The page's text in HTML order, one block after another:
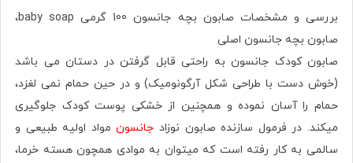
بررسی و مشخصات صابون بچه جانسون 100 گرمی baby soap،
صابون بچه جانسون اصلی
صابون کودک جانسون به راحتی قابل گرفتن در دستان می باشد
(خوش دست با طراحی شکل آرگونومیک) و در حین حمام نمی لغزد،
حمام را آسان نموده و همچنین از خشکی پوست کودک جلوگیری
میکند. در فرمول سازنده صابون نوزاد جانسونمواد اولیه طبیعی و
سالمی به کار رفته است که میتوان به موادی همچون هسته خرما،